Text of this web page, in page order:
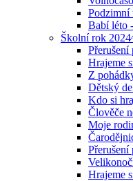
Podzimní
Babí léto
Školní rok
Přerušení
Hrajeme
Z
Dětský
Kdo si
Člověče
Moje
Přerušení
Hrajeme